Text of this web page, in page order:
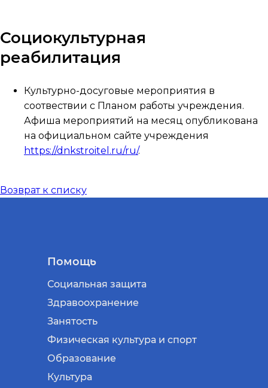
Социокультурная
реабилитация
Культурно-досуговые мероприятия в
соотвествии с Планом работы учреждения.
Афиша мероприятий на месяц опубликована
на официальном сайте учреждения
https://dnkstroitel.ru/ru/.
Возврат к списку
Помощь
Социальная защита
Здравоохранение
Занятость
Физическая культура и спорт
Образование
Культура